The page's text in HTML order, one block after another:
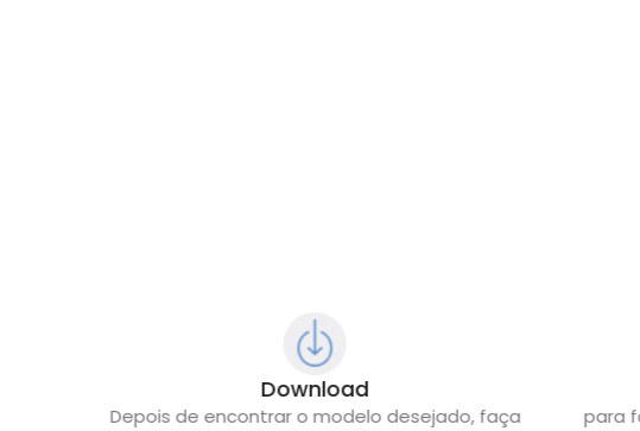
Download
Depois de encontrar o modelo desejado, faça para